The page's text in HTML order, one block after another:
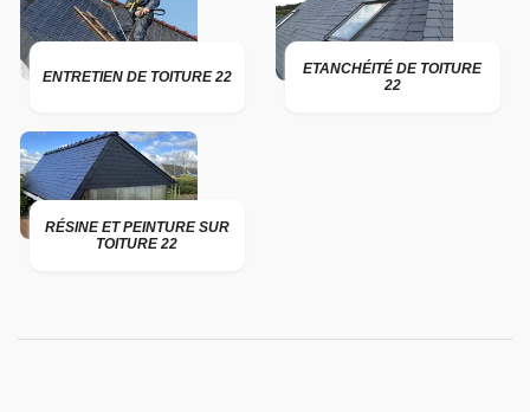
ENTRETIEN DE TOITURE 22
ETANCHÉITÉ DE TOITURE
22
RÉSINE ET PEINTURE SUR
TOITURE 22